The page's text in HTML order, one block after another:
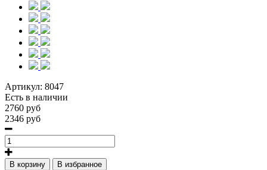
Артикул: 8047
Есть в наличии
2760 руб
2346 руб
В корзину В избранное